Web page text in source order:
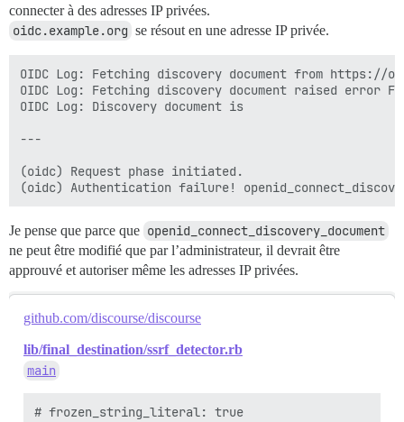
connecter à des adresses IP privées.
oidc.example.org se résout en une adresse IP privée.
OIDC Log: Fetching discovery document from
OIDC Log: Fetching discovery document raised error
OIDC Log: Discovery document is
---
(oidc) Request phase initiated.
Je pense que parce que openid_connect_discovery_document
ne peut être modifié que par l’administrateur, il devrait être
approuvé et autoriser même les adresses IP privées.
github.com/discourse/discourse
lib/final_destination/ssrf_detector.rb
main
# frozen_string_literal: true